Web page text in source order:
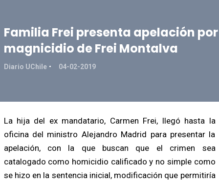
Familia Frei presenta apelación por
magnicidio de Frei Montalva
Diario UChile 04-02-2019
La hija del ex mandatario, Carmen Frei, llegó hasta la
oficina del ministro Alejandro Madrid para presentar la
apelación, con la que buscan que el crimen sea
catalogado como homicidio calificado y no simple como
se hizo en la sentencia inicial, modificación que permitiría